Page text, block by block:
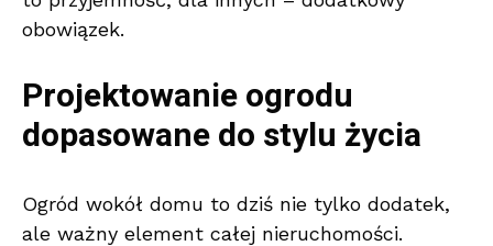
obowiązek.
Projektowanie ogrodu
dopasowane do stylu życia
Ogród wokół domu to dziś nie tylko dodatek,
ale ważny element całej nieruchomości.